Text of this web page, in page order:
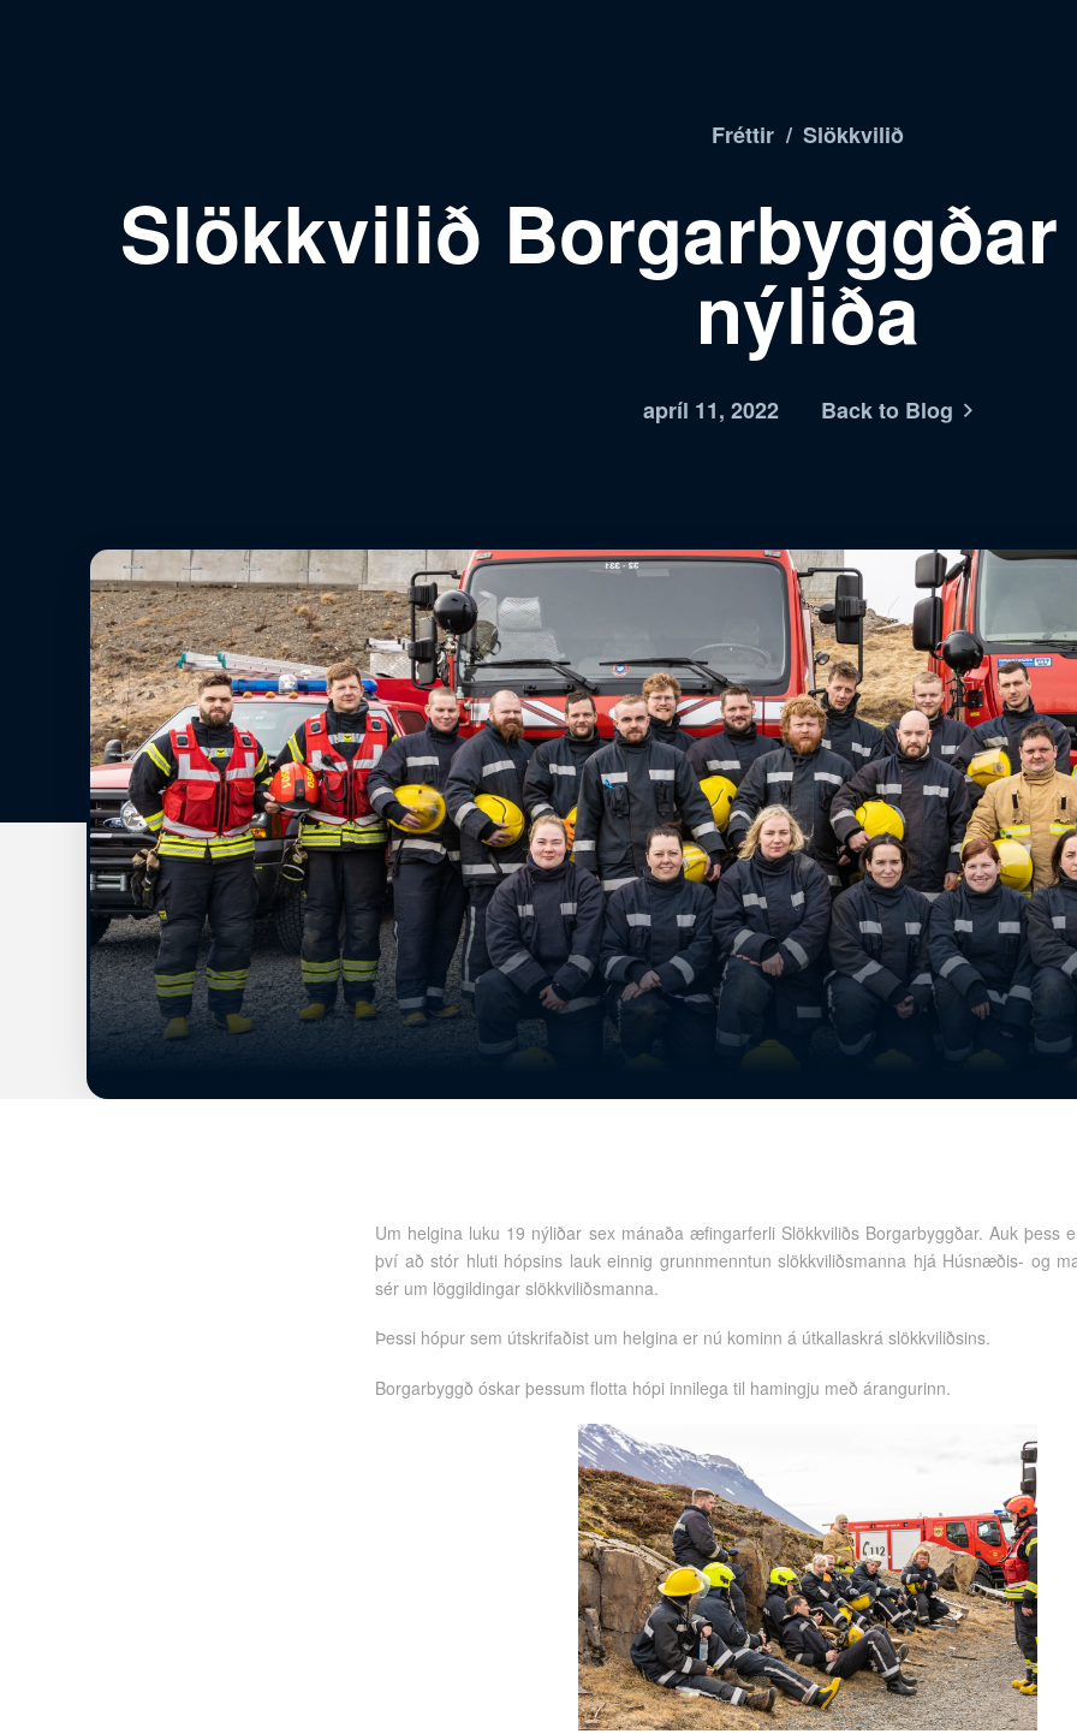
Fréttir / Slökkvilið
Slökkvilið
nýliða
apríl 11, 2022 Back to Blog
Um helgina luku 19 nýliðar sex mánaða æfingarferli Slökkviliðs Borgarbyggðar. Auk þess
því að stór hluti hópsins lauk einnig grunnmenntun slökkviliðsmanna hjá Húsnæðis- og
sér um löggildingar slökkviliðsmanna.
Þessi hópur sem útskrifaðist um helgina er nú kominn á útkallaskrá slökkviliðsins.
Borgarbyggð óskar þessum flotta hópi innilega til hamingju með árangurinn.